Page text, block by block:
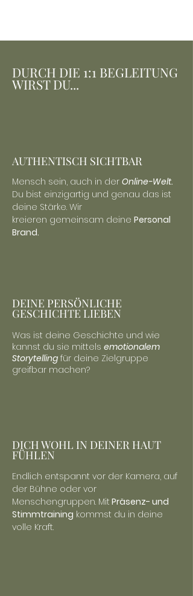
DURCH DIE 1:1 BEGLEITUNG
WIRST DU...
AUTHENTISCH SICHTBAR
Mensch sein, auch in der Online-Welt.
Du bist einzigartig und genau das ist
deine Stärke. Wir
kreieren gemeinsam deine Personal
Brand.
DEINE PERSÖNLICHE
GESCHICHTE LIEBEN
Was ist deine Geschichte und wie
kannst du sie mittels emotionalem
Storytelling für deine Zielgruppe
greifbar machen?
DICH WOHL IN DEINER HAUT
FÜHLEN
Endlich entspannt vor der Kamera, auf
der Bühne oder vor
Menschengruppen. Mit Präsenz- und
Stimmtraining kommst du in deine
volle Kraft.